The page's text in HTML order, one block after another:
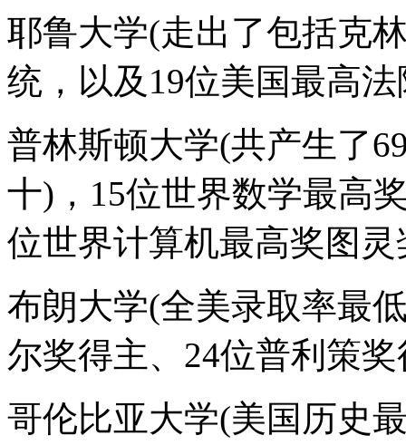
耶鲁大学(走出了包括克
统，以及19位美国最高
普林斯顿大学(共产生了
十)，15位世界数学最高
位世界计算机最高奖图
布朗大学(全美录取率最
尔奖得主、24位普利策
哥伦比亚大学(美国历史